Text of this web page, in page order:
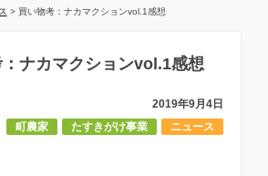
> 買い物考：ナカマクションvol.1感想
ナカマクションvol.1感想
2019年9月4日
ニュース
たすきがけ事業
町農家